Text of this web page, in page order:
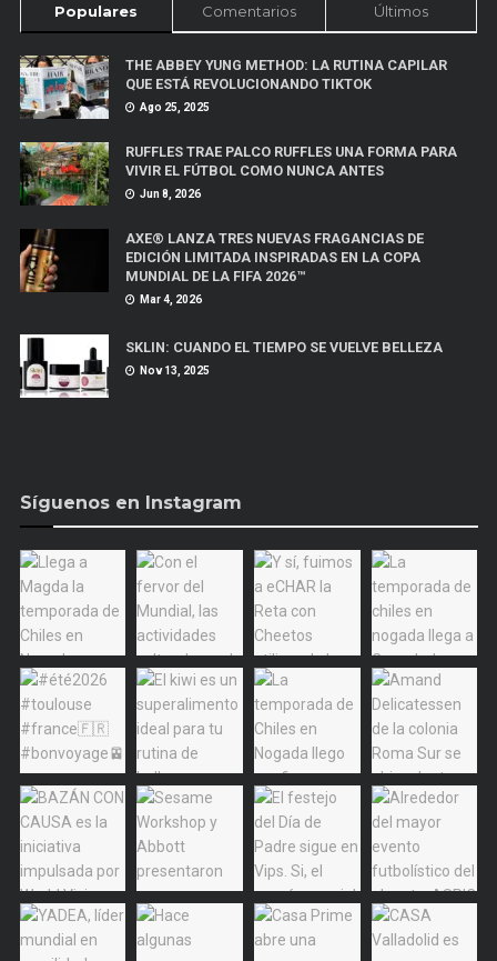
Populares Comentarios Últimos
THE ABBEY YUNG METHOD: LA RUTINA CAPILAR
QUE ESTÁ REVOLUCIONANDO TIKTOK
Ago 25, 2025
RUFFLES TRAE PALCO RUFFLES UNA FORMA PARA
VIVIR EL FÚTBOL COMO NUNCA ANTES
Jun 8, 2026
AXE® LANZA TRES NUEVAS FRAGANCIAS DE
EDICIÓN LIMITADA INSPIRADAS EN LA COPA
MUNDIAL DE LA FIFA 2026™
Mar 4, 2026
SKLIN: CUANDO EL TIEMPO SE VUELVE BELLEZA
Nov 13, 2025
Síguenos en Instagram